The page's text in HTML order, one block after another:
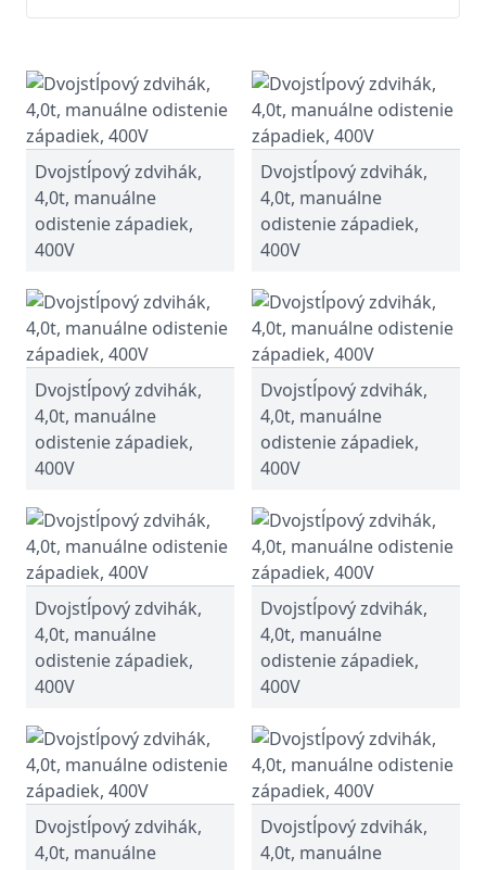
Dvojstĺpový zdvihák,
4,0t, manuálne
odistenie západiek,
400V
Dvojstĺpový zdvihák,
4,0t, manuálne
odistenie západiek,
400V
Dvojstĺpový zdvihák,
4,0t, manuálne
odistenie západiek,
400V
Dvojstĺpový zdvihák,
4,0t, manuálne
odistenie západiek,
400V
Dvojstĺpový zdvihák,
4,0t, manuálne
odistenie západiek,
400V
Dvojstĺpový zdvihák,
4,0t, manuálne
odistenie západiek,
400V
Dvojstĺpový zdvihák,
4,0t, manuálne
Dvojstĺpový zdvihák,
4,0t, manuálne